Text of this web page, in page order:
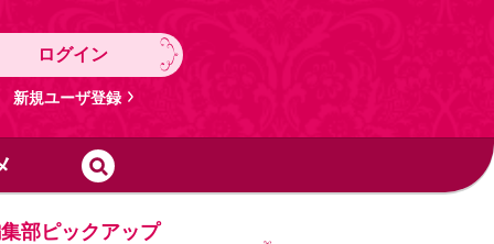
ログイン
新規ユーザ登録
部ピックアップ